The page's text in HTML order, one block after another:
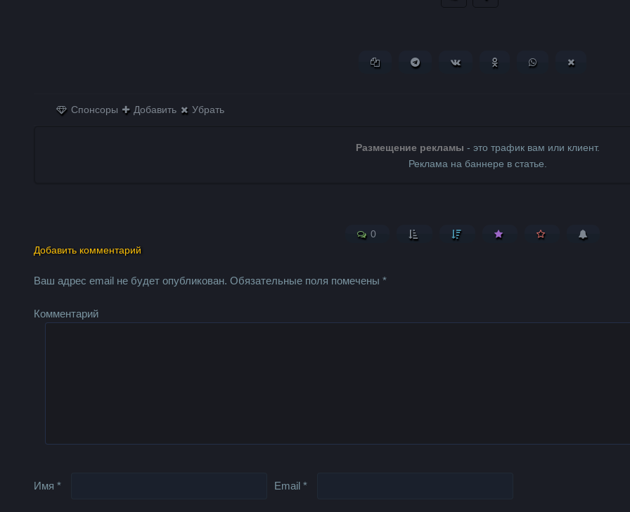
Копировать ссылкуПоделиться в Telegram
Поделиться ВКонтакте
Поделиться вПоделиться в
Спонсоры Добавить Убрать
Размещение рекламы - это трафик вам или клиент.
Реклама на баннере в статье.
0
Добавить комментарий
Ваш адрес email не будет опубликован. Обязательные поля помечены*
Комментарий
Имя* Email*